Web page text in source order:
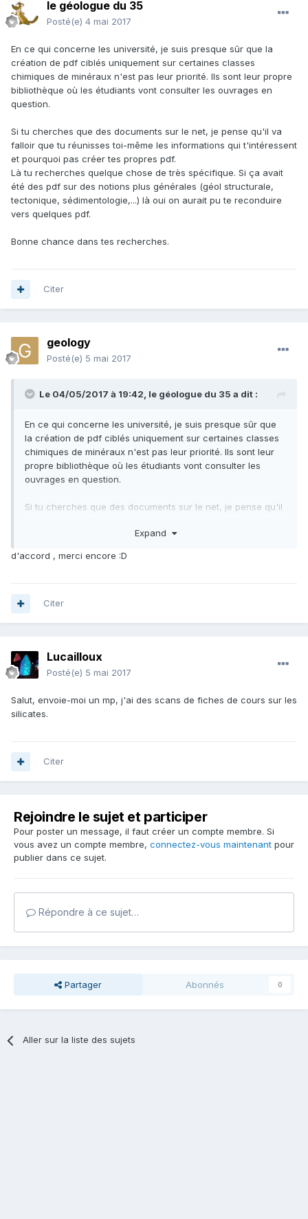
le géologue du 35
Posté(e) 4 mai 2017
En ce qui concerne les université, je suis presque sûr que la
création de pdf ciblés uniquement sur certaines classes
chimiques de minéraux n'est pas leur priorité. Ils sont leur propre
bibliothèque où les étudiants vont consulter les ouvrages en
question.
Si tu cherches que des documents sur le net, je pense qu'il va
falloir que tu réunisses toi-même les informations qui t'intéressent
et pourquoi pas créer tes propres pdf.
Là tu recherches quelque chose de très spécifique. Si ça avait
été des pdf sur des notions plus générales (géol structurale,
tectonique, sédimentologie,...) là oui on aurait pu te reconduire
vers quelques pdf.
Bonne chance dans tes recherches.
Citer
geology
Posté(e) 5 mai 2017
Le 04/05/2017 à 19:42, le géologue du 35 a dit :
En ce qui concerne les université, je suis presque sûr que
la création de pdf ciblés uniquement sur certaines classes
chimiques de minéraux n'est pas leur priorité. Ils sont leur
propre bibliothèque où les étudiants vont consulter les
ouvrages en question.
Si tu cherches que des documents sur le net, je pense qu'il
t'intéressent et pourquoi pas créer tes propres pdf.
avait été des pdf sur des notions plus générales (géol
Expand
d'accord , merci encore :D
Citer
Lucailloux
Posté(e) 5 mai 2017
Salut, envoie-moi un mp, j'ai des scans de fiches de cours sur les
silicates.
Citer
Rejoindre le sujet et participer
Pour poster un message, il faut créer un compte membre. Si
vous avez un compte membre, connectez-vous maintenant pour
publier dans ce sujet.
Répondre à ce sujet…
Partager Abonnés 0
Aller sur la liste des sujets